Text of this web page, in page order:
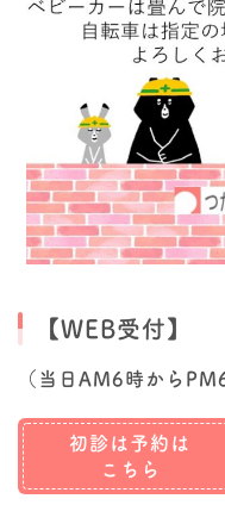
【WEB受付】
（当日AM6時から
初診は予約は
こちら